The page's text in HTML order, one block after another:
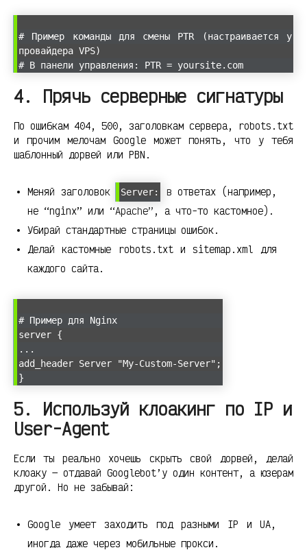
# Пример команды для смены PTR (настраивается у
провайдера VPS)
# В панели управления: PTR = yoursite.com
4. Прячь серверные сигнатуры
По ошибкам 404, 500, заголовкам сервера, robots.txt
и прочим мелочам Google может понять, что у тебя
шаблонный дорвей или PBN.
Меняй заголовок Server:
в ответах (например,
не “nginx” или “Apache”, а что-то кастомное).
Убирай стандартные страницы ошибок.
Делай кастомные robots.txt и sitemap.xml для
каждого сайта.
# Пример для Nginx
server {
...
add_header Server "My-Custom-Server";
}
5. Используй клоакинг по IP и
User-Agent
Если ты реально хочешь скрыть свой дорвей, делай
клоаку — отдавай Googlebot’у один контент, а юзерам
другой. Но не забывай:
Google умеет заходить под разными IP и UA,
иногда даже через мобильные прокси.